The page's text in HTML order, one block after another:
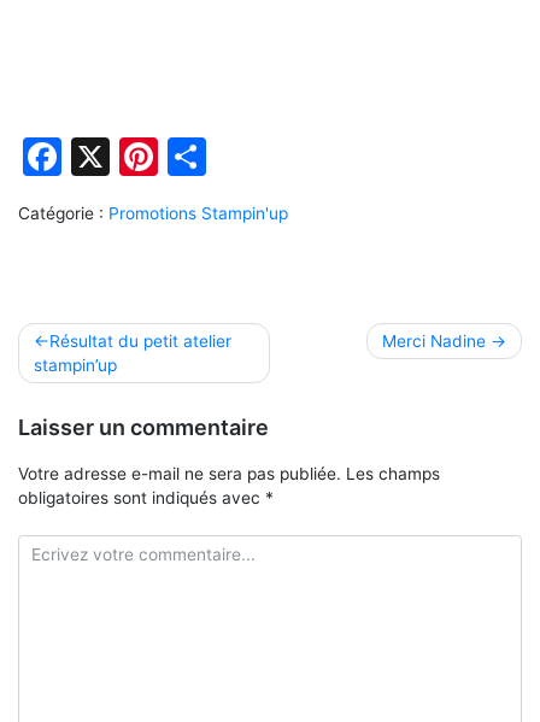
Facebook
X Pinterest
Catégorie : Promotions Stampin'up
Navigation
de
l’article
Résultat du petit atelier
stampin’up
Merci Nadine
Laisser un commentaire
Votre adresse e-mail ne sera pas publiée. Les champs
obligatoires sont indiqués avec *